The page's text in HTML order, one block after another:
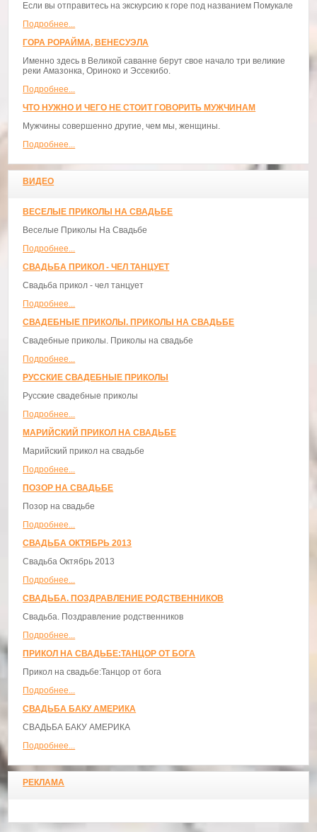
Если вы отправитесь на экскурсию к горе под названием Помукале
Подробнее...
ГОРА РОРАЙМА, ВЕНЕСУЭЛА
Именно здесь в Великой саванне берут свое начало три великие
реки Амазонка, Ориноко и Эссекибо.
Подробнее...
ЧТО НУЖНО И ЧЕГО НЕ СТОИТ ГОВОРИТЬ МУЖЧИНАМ
Мужчины совершенно другие, чем мы, женщины.
Подробнее...
ВИДЕО
ВЕСЕЛЫЕ ПРИКОЛЫ НА СВАДЬБЕ
Веселые Приколы На Свадьбе
Подробнее...
СВАДЬБА ПРИКОЛ - ЧЕЛ ТАНЦУЕТ
Свадьба прикол - чел танцует
Подробнее...
СВАДЕБНЫЕ ПРИКОЛЫ. ПРИКОЛЫ НА СВАДЬБЕ
Свадебные приколы. Приколы на свадьбе
Подробнее...
РУССКИЕ СВАДЕБНЫЕ ПРИКОЛЫ
Русские свадебные приколы
Подробнее...
МАРИЙСКИЙ ПРИКОЛ НА СВАДЬБЕ
Марийский прикол на свадьбе
Подробнее...
ПОЗОР НА СВАДЬБЕ
Позор на свадьбе
Подробнее...
СВАДЬБА ОКТЯБРЬ 2013
Свадьба Октябрь 2013
Подробнее...
СВАДЬБА. ПОЗДРАВЛЕНИЕ РОДСТВЕННИКОВ
Свадьба. Поздравление родственников
Подробнее...
ПРИКОЛ НА СВАДЬБЕ:ТАНЦОР ОТ БОГА
Прикол на свадьбе:Танцор от бога
Подробнее...
СВАДЬБА БАКУ АМЕРИКА
СВАДЬБА БАКУ АМЕРИКА
Подробнее...
РЕКЛАМА